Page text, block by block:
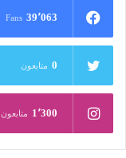
39٬063 Fans
0 متابعون
1٬300 متابعون